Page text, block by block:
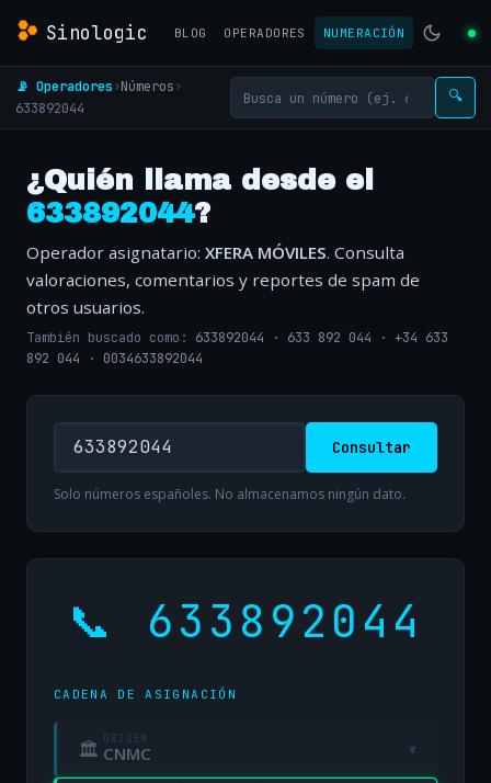
Sinologic BLOG OPERADORES NUMERACIÓN
📡 Operadores›Números›
633892044
🔍
¿Quién llama desde el
633892044?
Operador asignatario: XFERA MÓVILES. Consulta
valoraciones, comentarios y reportes de spam de
otros usuarios.
También buscado como: 633892044 · 633 892 044 · +34 633
892 044 · 0034633892044
Consultar
Solo números españoles. No almacenamos ningún dato.
📞 633892044
CADENA DE ASIGNACIÓN
🏛 ORIGEN
CNMC ▾